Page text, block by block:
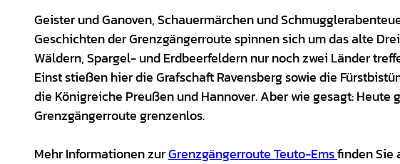
Geister und Ganoven, Schauermärchen und
Geschichten der Grenzgängerroute spinnen sich um das alte
Wäldern, Spargel- und Erdbeerfeldern nur noch zwei Länder
Einst stießen hier die Grafschaft Ravensberg sowie die
die Königreiche Preußen und Hannover. Aber wie gesagt: Heute
Grenzgängerroute grenzenlos.
Mehr Informationen zurGrenzgängerroute Teuto-Emsfinden Sie